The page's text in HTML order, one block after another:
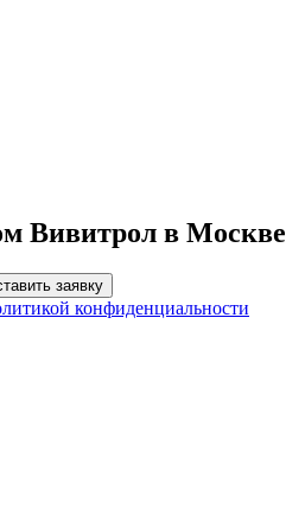
Вивитрол в Москве
заявку
конфиденциальности